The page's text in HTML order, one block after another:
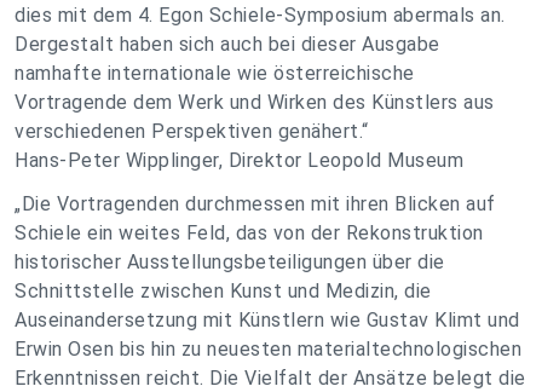
dies mit dem 4. Egon Schiele-Symposium abermals an.
Dergestalt haben sich auch bei dieser Ausgabe
namhafte internationale wie österreichische
Vortragende dem Werk und Wirken des Künstlers aus
verschiedenen Perspektiven genähert.“
Hans-Peter Wipplinger, Direktor Leopold Museum
„ Die Vortragenden durchmessen mit ihren Blicken auf
Schiele ein weites Feld, das von der Rekonstruktion
historischer Ausstellungsbeteiligungen über die
Schnittstelle zwischen Kunst und Medizin, die
Auseinandersetzung mit Künstlern wie Gustav Klimt und
Erwin Osen bis hin zu neuesten materialtechnologischen
Erkenntnissen reicht. Die Vielfalt der Ansätze belegt die